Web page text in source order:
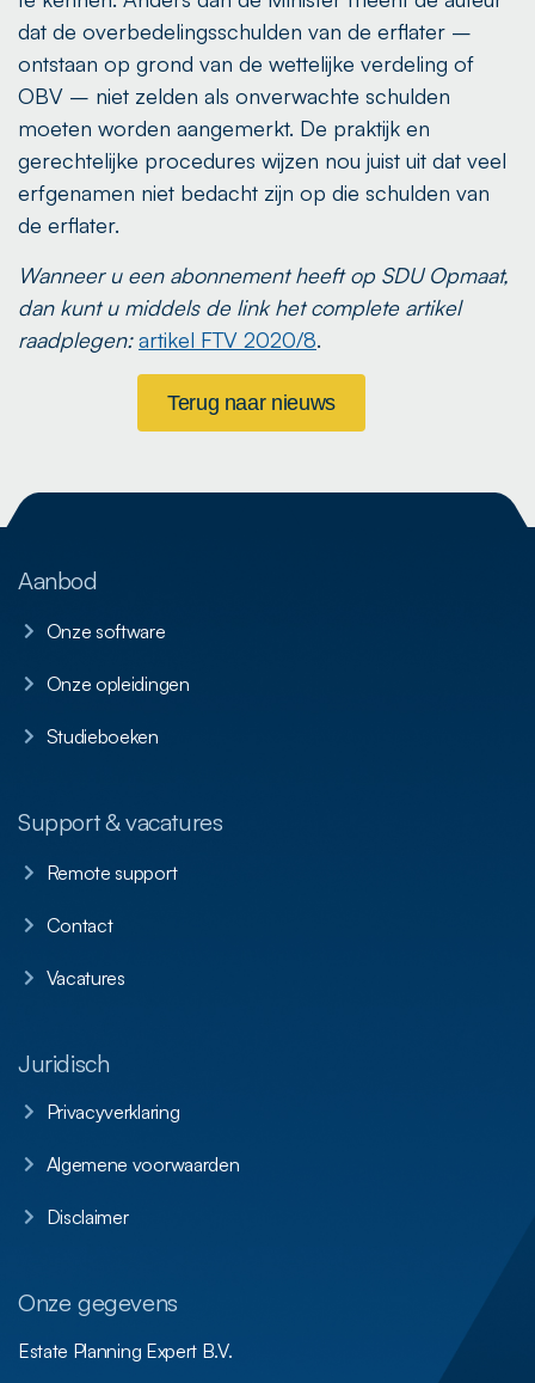
dat de overbedelingsschulden van de erflater –
ontstaan op grond van de wettelijke verdeling of
OBV – niet zelden als onverwachte schulden
moeten worden aangemerkt. De praktijk en
gerechtelijke procedures wijzen nou juist uit dat veel
erfgenamen niet bedacht zijn op die schulden van
de erflater.
Wanneer u een abonnement heeft op SDU Opmaat,
dan kunt u middels de link het complete artikel
raadplegen: artikel FTV 2020/8.
Terug naar nieuws
Aanbod
Onze software
Onze opleidingen
Studieboeken
Support & vacatures
Remote support
Contact
Vacatures
Juridisch
Privacyverklaring
Algemene voorwaarden
Disclaimer
Onze gegevens
Estate Planning Expert B.V.